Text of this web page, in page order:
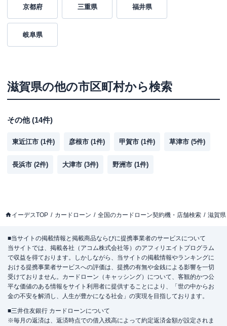
京都府 三重県 福井県
岐阜県
滋賀県の他の市区町村から検索
その他(14件)
東近江市 (1件) 彦根市 (1件) 甲賀市 (1件) 草津市 (5件)
長浜市 (2件) 大津市 (3件) 野洲市 (1件)
イーデスTOP カードローン 全国のカードローン契約機・店舗検索 滋賀県
■当サイトの掲載情報と掲載商品ならびに提携事業者のサービスについて
当サイトでは、掲載各社（アコム株式会社等）のアフィリエイトプログラム
で収益を得ております。しかしながら、当サイトの掲載情報やランキングに
おける提携事業者サービスへの評価は、提携の有無や金銭による影響を一切
受けておりません。カードローン（キャッシング）について、客観的かつ公
平な価値のある情報をサイト利用者に提供することにより、「世の中からお
金の不安を解消し、人生が豊かになる社会」の実現を目指しております。
■三井住友銀行 カードローンについて
※毎月の返済は、返済時点での借入残高によって約定返済金額が設定されま